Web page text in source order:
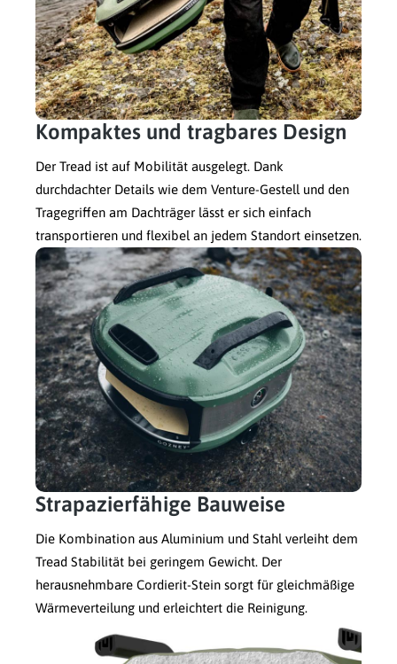
Kompaktes und tragbares Design
Der Tread ist auf Mobilität ausgelegt. Dank
durchdachter Details wie dem Venture-Gestell und den
Tragegriffen am Dachträger lässt er sich einfach
transportieren und flexibel an jedem Standort einsetzen.
Strapazierfähige Bauweise
Die Kombination aus Aluminium und Stahl verleiht dem
Tread Stabilität bei geringem Gewicht. Der
herausnehmbare Cordierit-Stein sorgt für gleichmäßige
Wärmeverteilung und erleichtert die Reinigung.